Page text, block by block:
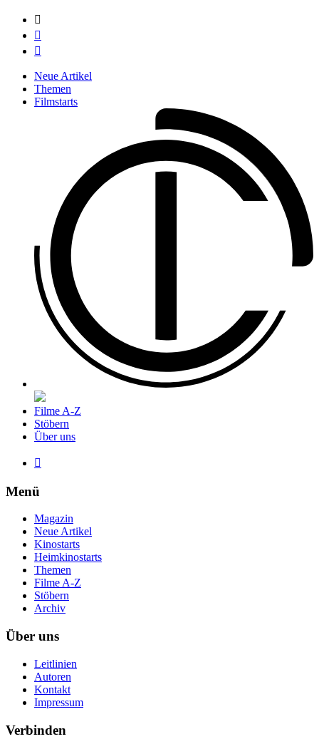



Neue Artikel
Themen
Filmstarts
Filme A-Z
Stöbern
Über uns

Menü
Magazin
Neue Artikel
Kinostarts
Heimkinostarts
Themen
Filme A-Z
Stöbern
Archiv
Über uns
Leitlinien
Autoren
Kontakt
Impressum
Verbinden